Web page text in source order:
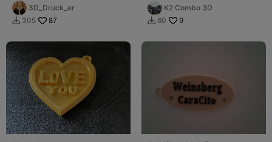
3D_Druck_er
 305 87
K2 Combo 3D
 60 9